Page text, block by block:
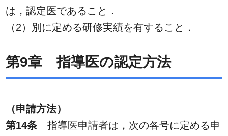
は，認定医であること．
（2）別に定める研修実績を有すること．
第9章 指導医の認定方法
（申請方法）
第14条 指導医申請者は，次の各号に定める申